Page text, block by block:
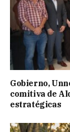
Gobierno,
comitiva de
estratégicas